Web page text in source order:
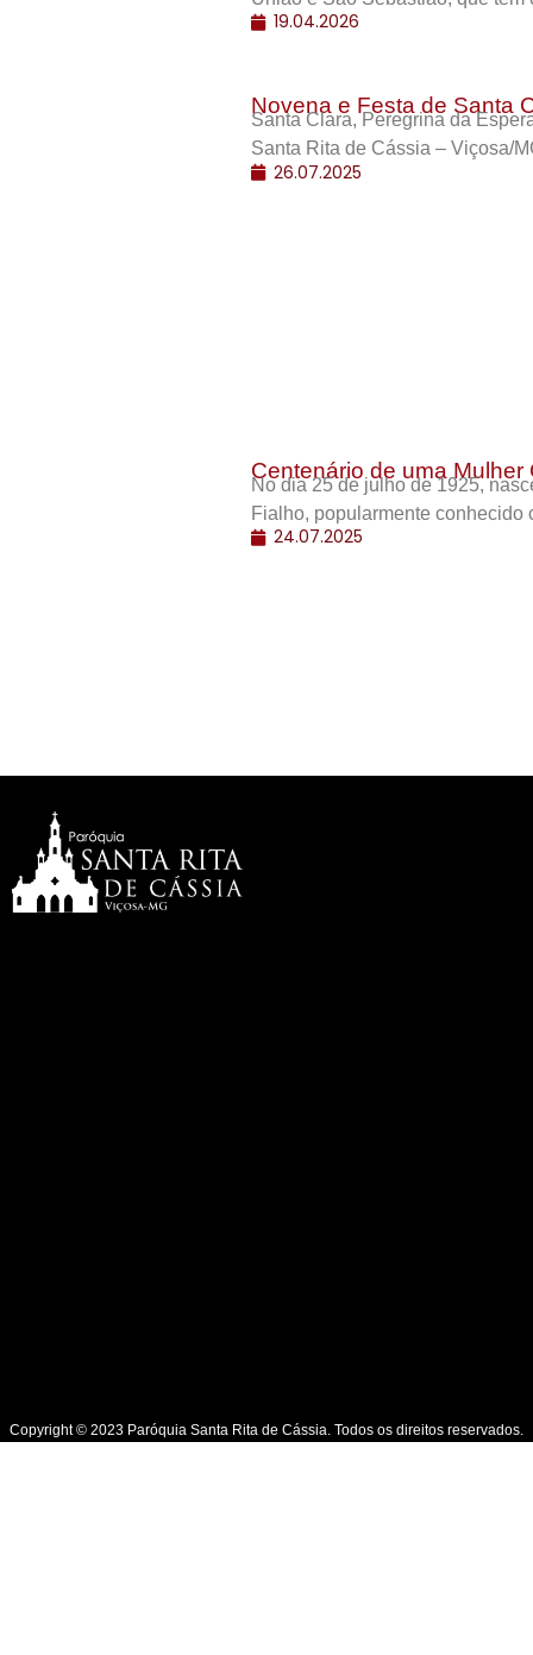
19.04.2026
Novena e Festa de Santa
Santa Clara, Peregrina da
Santa Rita de Cássia – Viçosa/
26.07.2025
Centenário de uma Mulher
No dia 25 de julho de 1925,
Fialho, popularmente conhecido
24.07.2025
Copyright © 2023 Paróquia Santa Rita de Cássia. Todos os direitos reservados.